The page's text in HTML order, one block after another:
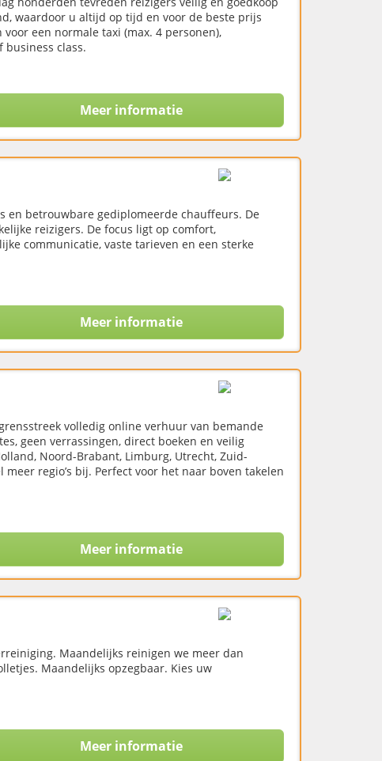
waardoor u altijd op tijd en voor de beste prijs
een normale taxi (max. 4 personen),
business class.
Meer informatie
en betrouwbare gediplomeerde chauffeurs. De
reizigers. De focus ligt op comfort,
communicatie, vaste tarieven en een sterke
Meer informatie
volledig online verhuur van bemande
geen verrassingen, direct boeken en veilig
Noord-Brabant, Limburg, Utrecht, Zuid-
regio’s bij. Perfect voor het naar boven takelen
Meer informatie
Maandelijks reinigen we meer dan
Maandelijks opzegbaar. Kies uw
Meer informatie